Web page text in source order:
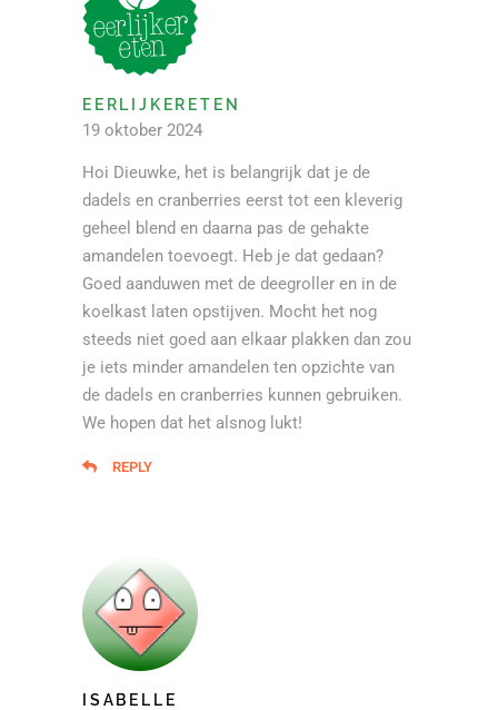
EERLIJKERETEN
19 oktober 2024
Hoi Dieuwke, het is belangrijk dat je de
dadels en cranberries eerst tot een kleverig
geheel blend en daarna pas de gehakte
amandelen toevoegt. Heb je dat gedaan?
Goed aanduwen met de deegroller en in de
koelkast laten opstijven. Mocht het nog
steeds niet goed aan elkaar plakken dan zou
je iets minder amandelen ten opzichte van
de dadels en cranberries kunnen gebruiken.
We hopen dat het alsnog lukt!
REPLY
ISABELLE